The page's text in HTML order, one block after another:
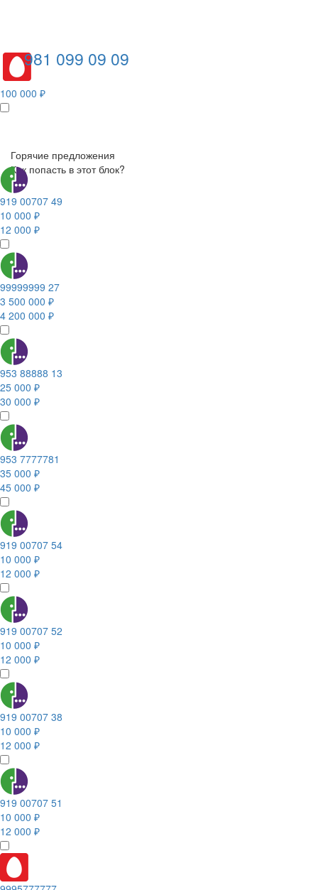
981 099 09 09
100 000 ₽
Горячие предложения
Как попасть в этот блок?
919 00707 49
10 000 ₽
12 000 ₽
99999999 27
3 500 000 ₽
4 200 000 ₽
953 88888 13
25 000 ₽
30 000 ₽
953 7777781
35 000 ₽
45 000 ₽
919 00707 54
10 000 ₽
12 000 ₽
919 00707 52
10 000 ₽
12 000 ₽
919 00707 38
10 000 ₽
12 000 ₽
919 00707 51
10 000 ₽
12 000 ₽